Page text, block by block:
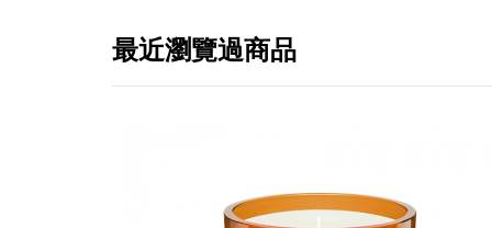
最近瀏覽過商品